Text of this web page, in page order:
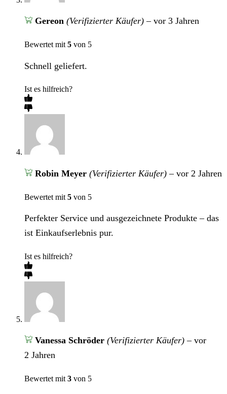
Gereon (Verifizierter Käufer) – vor 3 Jahren
Bewertet mit 5 von 5
Schnell geliefert.
Ist es hilfreich?
Robin Meyer (Verifizierter Käufer) – vor 2 Jahren
Bewertet mit 5 von 5
Perfekter Service und ausgezeichnete Produkte – das
ist Einkaufserlebnis pur.
Ist es hilfreich?
Vanessa Schröder (Verifizierter Käufer) – vor
2 Jahren
Bewertet mit 3 von 5